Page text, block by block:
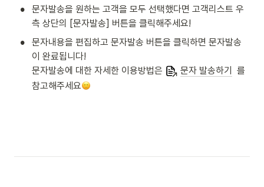
•
문자발송을 원하는 고객을 모두 선택했다면 고객리스트 우
측 상단의 [문자발송] 버튼을 클릭해주세요!
•
문자내용을 편집하고 문자발송 버튼을 클릭하면 문자발송
이 완료됩니다!
문자발송에 대한 자세한 이용방법은
문자 발송하기
  를
참고해주세요